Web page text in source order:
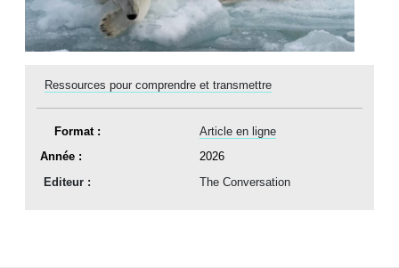
Ressources pour comprendre et transmettre
Format :
Article en ligne
Année :
2026
Editeur :
The Conversation